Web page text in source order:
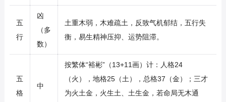
五
行
凶
（多
数）
土重木弱，木难疏土，反致气机郁结，五行失
衡，易生精神压抑、运势阻滞。
五
格
中
按繁体“裕彬”（13+11画）计：人格24
（火），地格25（土），总格37（金）；三才
为火土金，火生土、土生金，若命局无木通